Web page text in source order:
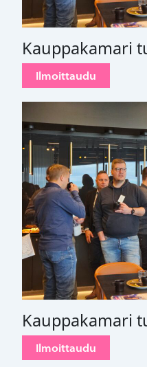
Kauppakamari
Ilmoittaudu
Kauppakamari
Ilmoittaudu